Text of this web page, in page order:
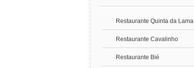
Restaurante Quinta da Lama
Restaurante Cavalinho
Restaurante Bié